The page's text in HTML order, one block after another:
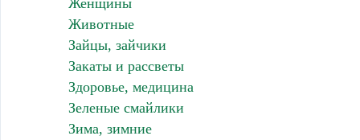
Животные
Зайцы, зайчики
Закаты и рассветы
Здоровье, медицина
Зеленые смайлики
Зима, зимние